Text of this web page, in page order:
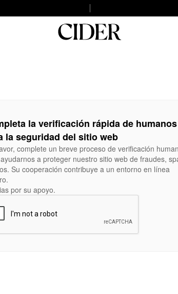
la verificación rápida de humanos
la seguridad del sitio web
complete un breve proceso de verificación
a proteger nuestro sitio web de fraudes,
Su cooperación contribuye a un entorno en línea
por su apoyo.